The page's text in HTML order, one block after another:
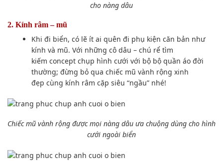
cho nàng dâu
2. Kính râm – mũ
Khi đi biển, có lẽ ít aiquên đi phụ kiệncăn bản như
kính và mũ. Với những cô dâu – chú rểtìm
kiếm conceptchụp hình cưới với bộ bộ quần áo đời
thường; đừng bỏ qua chiếc mũ vành rộngxinh
đẹp cùng kính râm cặp siêu “ngầu” nhé!
Chiếc mũ vành rộng được mọi nàng dâu ưa chuộng dùng cho hình
cưới ngoài biển